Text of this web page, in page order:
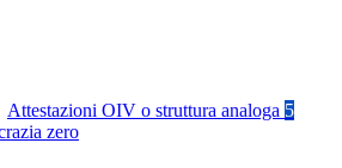
Attestazioni OIV o struttura analoga 5
zero